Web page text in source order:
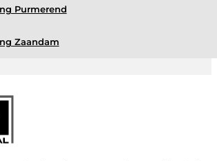
Purmerend
Zaandam